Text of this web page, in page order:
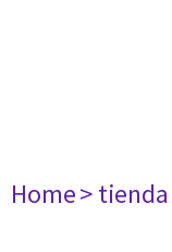
Home> tienda